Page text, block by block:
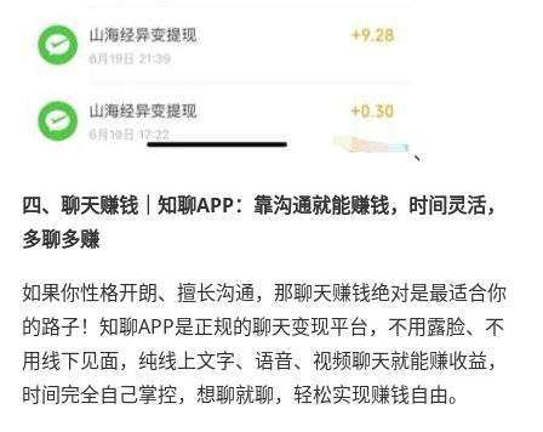
、
四、聊天赚钱｜知聊APP：靠沟通就能赚钱，时间灵活，
多聊多赚
如果你性格开朗、擅长沟通，那聊天赚钱绝对是最适合你
的路子！知聊APP是正规的聊天变现平台，不用露脸、不
用线下见面，纯线上文字、语音、视频聊天就能赚收益，
时间完全自己掌控，想聊就聊，轻松实现赚钱自由。